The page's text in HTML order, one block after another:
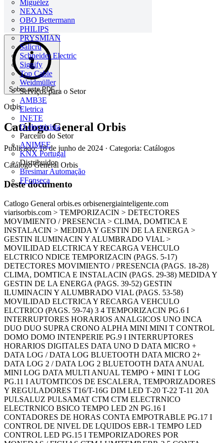
Miguélez
NEXANS
OBO Bettermann
PHILIPS
PRYSMIAN
Salicru
Schneider Electric
Signify
Top Cable
Weidmüller
Serviços para o Setor
AMB3E
Eletrica
INETE
O electricista
Parceiro do Setor
ANIMEE
KNX Portugal
Distribuidor
Bresimar Automação
FFonseca
Sobre este PDF
Orbis
Catálogo General Orbis
Publicado: 18 de junho de 2024 · Categoria: Catálogos
Catálogo General Orbis
Deste documento
Catlogo General orbis.es orbisenergiainteligente.com
viarisorbis.com > TEMPORIZACIN > DETECTORES
MOVIMIENTO / PRESENCIA > CLIMA, DOMTICA E
INSTALACIN > MEDIDA Y GESTIN DE LA ENERGA >
GESTIN ILUMINACIN Y ALUMBRADO VIAL >
MOVILIDAD ELCTRICA Y RECARGA VEHCULO
ELCTRICO NDICE TEMPORIZACIN (PAGS. 5-17)
DETECTORES MOVIMIENTO / PRESENCIA (PAGS. 18-28)
CLIMA, DOMTICA E INSTALACIN (PAGS. 29-38) MEDIDA Y
GESTIN DE LA ENERGA (PAGS. 39-52) GESTIN
ILUMINACIN Y ALUMBRADO VIAL (PAGS. 53-58)
MOVILIDAD ELCTRICA Y RECARGA VEHCULO
ELCTRICO (PAGS. 59-74) 3 4 TEMPORIZACIN PG.6 I
INTERRUPTORES HORARIOS ANALGICOS UNO INCA
DUO DUO SUPRA CRONO ALPHA MINI MINI T CONTROL
DOMO DOMO INTENPERIE PG.9 I INTERRUPTORES
HORARIOS DIGITALES DATA UNO D DATA MICRO +
DATA LOG / DATA LOG BLUETOOTH DATA MICRO 2+
DATA LOG 2 / DATA LOG 2 BLUETOOTH DATA ANUAL
MINI LOG DATA MULTI ANUAL TEMPO + MINI T LOG
PG.11 I AUTOMTICOS DE ESCALERA, TEMPORIZADORES
Y REGULADORES T16/T-16G DIM LED T-20 T-22 T-11 20A
PULSALUZ PULSAMAT CTM CTM ELECTRNICO
ELECTRNICO BSICO TEMPO LED 2N PG.16 I
CONTADORES DE HORAS CONTA EMPOTRABLE PG.17 I
CONTROL DE NIVEL DE LQUIDOS EBR-1 TEMPO LED
CONTROL LED PG.15 I TEMPORIZADORES POR